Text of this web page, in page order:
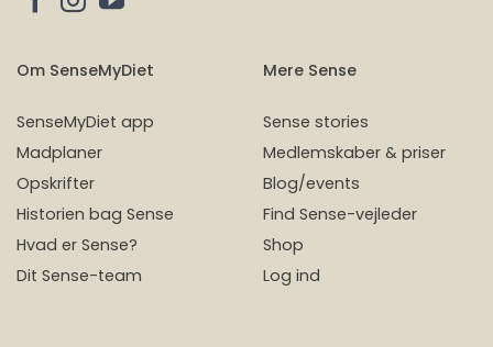
Om SenseMyDiet
SenseMyDiet app
Madplaner
Opskrifter
Historien bag Sense
Hvad er Sense?
Dit Sense-team
Mere Sense
Sense stories
Medlemskaber & priser
Blog/events
Find Sense-vejleder
Shop
Log ind